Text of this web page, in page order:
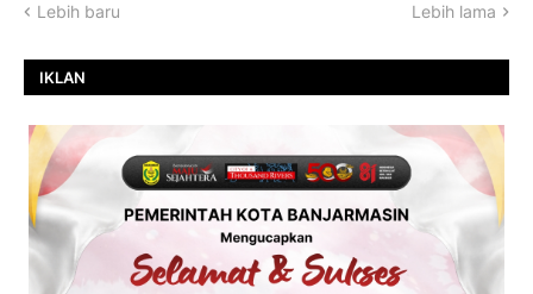
Lebih baru Lebih lama
IKLAN